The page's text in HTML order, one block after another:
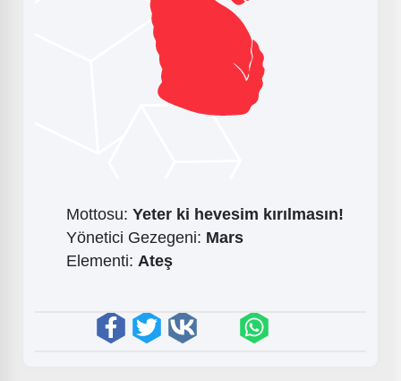
Mottosu:Yeter ki hevesim kırılmasın!
Yönetici Gezegeni: Mars
Elementi:Ateş